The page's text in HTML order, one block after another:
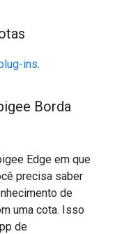
ins.
Borda
Edge em que
precisa saber
de
uma cota. Isso
de